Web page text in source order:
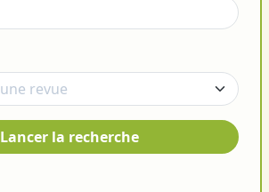
Lancer la recherche